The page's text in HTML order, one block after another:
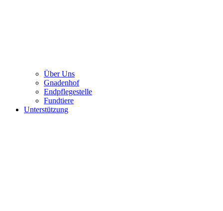
Über Uns
Gnadenhof
Endpflegestelle
Fundtiere
Unterstützung